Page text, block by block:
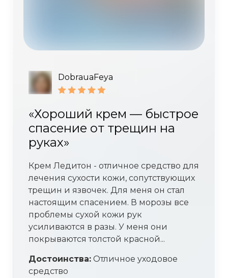
DobrauaFeya
«Хороший крем — быстрое
спасение от трещин на
руках»
Крем Ледитон - отличное средство для
лечения сухости кожи, сопутствующих
трещин и язвочек. Для меня он стал
настоящим спасением. В морозы все
проблемы сухой кожи рук
усиливаются в разы. У меня они
покрываются толстой красной...
Достоинства: Отличное уходовое
средство